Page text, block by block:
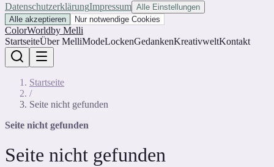
DatenschutzerklärungImpressum Alle Einstellungen
Alle akzeptieren
Nur notwendige Cookies
ColorWorldby Melli
StartseiteÜber MelliModeLockenGedankenKreativweltKontakt
Startseite
/
Seite nicht gefunden
Seite nicht gefunden
Seite nicht gefunden